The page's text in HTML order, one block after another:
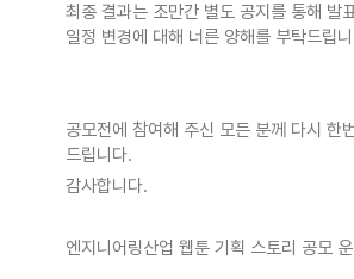
최종 결과는 조만간 별도 공지를 통해 발
일정 변경에 대해 너른 양해를 부탁드립
공모전에 참여해 주신 모든 분께 다시 한
드립니다.
감사합니다.
엔지니어링산업 웹툰 기획 스토리 공모